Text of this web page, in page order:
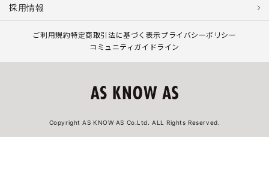
採用情報
ご利用規約特定商取引法に基づく表示プライバシーポリシー
コミュニティガイドライン
Copyright AS KNOW AS Co.Ltd. ALL Rights Reserved.